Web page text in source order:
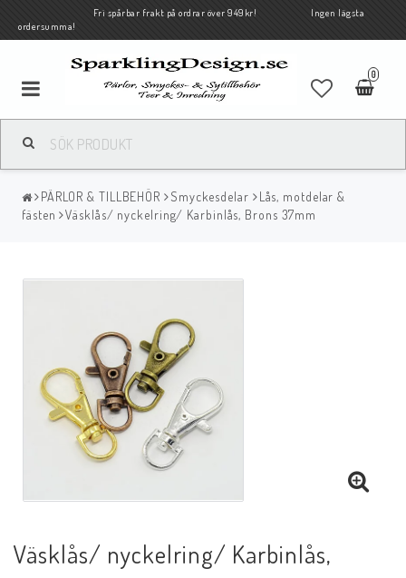
Fri spårbar frakt på ordrar över 949kr! Ingen lägsta
ordersumma!
0
PÄRLOR & TILLBEHÖR Smyckesdelar
Lås, motdelar &
fästen
Väsklås/ nyckelring/ Karbinlås, Brons 37mm
Väsklås/ nyckelring/ Karbinlås,